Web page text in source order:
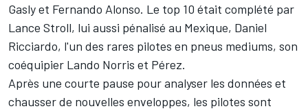
Gasly et Fernando Alonso. Le top 10 était complété par
Lance Stroll, lui aussi pénalisé au Mexique, Daniel
Ricciardo, l'un des rares pilotes en pneus mediums, son
coéquipier Lando Norris et Pérez.
Après une courte pause pour analyser les données et
chausser de nouvelles enveloppes, les pilotes sont